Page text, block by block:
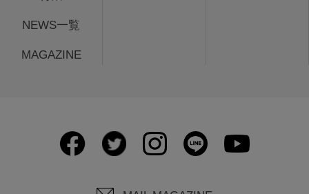
NEWS一覧
MAGAZINE